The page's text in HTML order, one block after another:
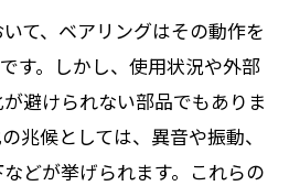
て、ベアリングはその動作を
す。しかし、使用状況や外部
避けられない部品でもありま
兆候としては、異音や振動、
どが挙げられます。これらの